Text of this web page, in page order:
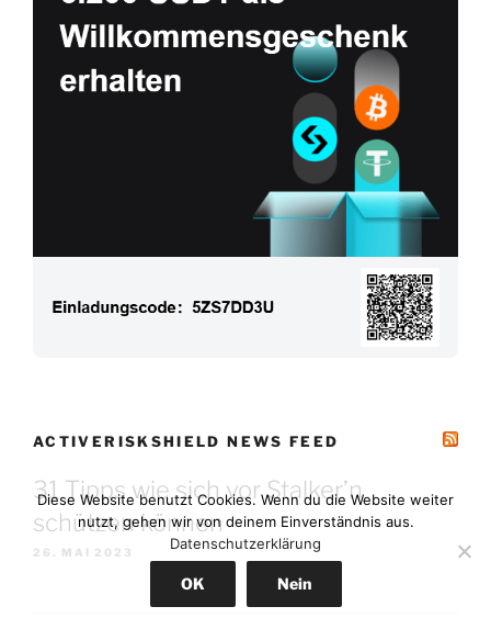
ACTIVERISKSHIELD NEWS FEED
31 Tipps wie sich vor Stalker’n
schützen können
26. MAI 2023
Diese Website benutzt Cookies. Wenn du die Website weiter
nutzt, gehen wir von deinem Einverständnis aus.
Datenschutzerklärung
OK Nein